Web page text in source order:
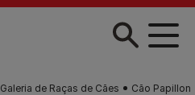
Galeria de Raças de Cães Cão Papillon